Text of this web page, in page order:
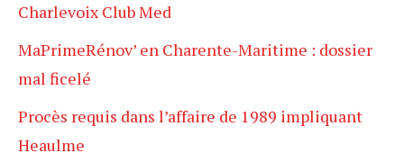
Charlevoix Club Med
MaPrimeRénov’ en Charente-Maritime : dossier
mal ficelé
Procès requis dans l’affaire de 1989 impliquant
Heaulme